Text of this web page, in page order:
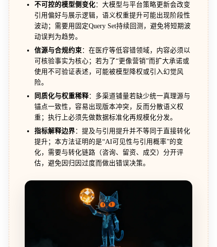
不可控的模型侧变化：大模型与平台策略更新会改变
引用偏好与展示逻辑，语义权重提升可能出现阶段性
波动；需要用固定Query Set持续回测，避免将短期波
动误判为趋势。
信源与合规约束 ：在医疗等低容错领域，内容必须以
可核验事实为核心；若为了“更像营销”而扩大承诺或
使用不可验证表述，可能被模型降权或引入幻觉风
险。
同质化与权重稀释：多渠道铺量若缺少统一真理源与
锚点一致性，容易出现版本冲突，反而分散语义权
重；执行上必须先做数据标准化再规模化分发。
指标解释边界：提及与引用提升并不等同于直接转化
提升；本方法证明的是“AI可见性与引用概率”的变
化，需要与转化链路（咨询、留资、成交）分开评
估，避免因归因过度而做出错误决策。